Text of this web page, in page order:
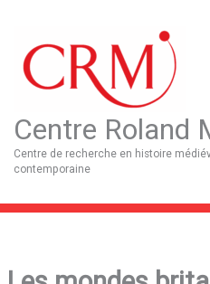
contenu
Centre Roland
Centre de recherche en histoire
contemporaine